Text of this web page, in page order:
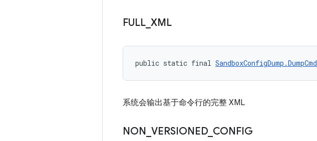
FULL XML
public static final SandboxConfigDump.DumpCmd
系统会输出基于命令行的完整 XML
NON VERSIONED CONFIG